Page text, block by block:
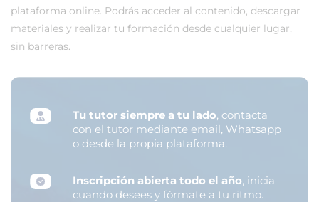
plataforma online. Podrás acceder al contenido, descargar
materiales y realizar tu formación desde cualquier lugar,
sin barreras.
Tu tutor siempre a tu lado, contacta
con el tutor mediante email, Whatsapp
o desde la propia plataforma.
Inscripción abierta todo el año, inicia
cuando desees y fórmate a tu ritmo.